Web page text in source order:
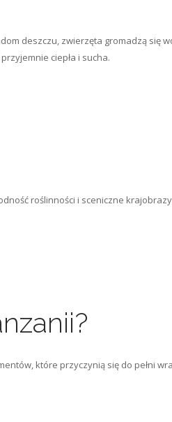
deszczu, zwierzęta gromadzą się
ciepła i sucha.
roślinności i sceniczne
które przyczynią się do pełni